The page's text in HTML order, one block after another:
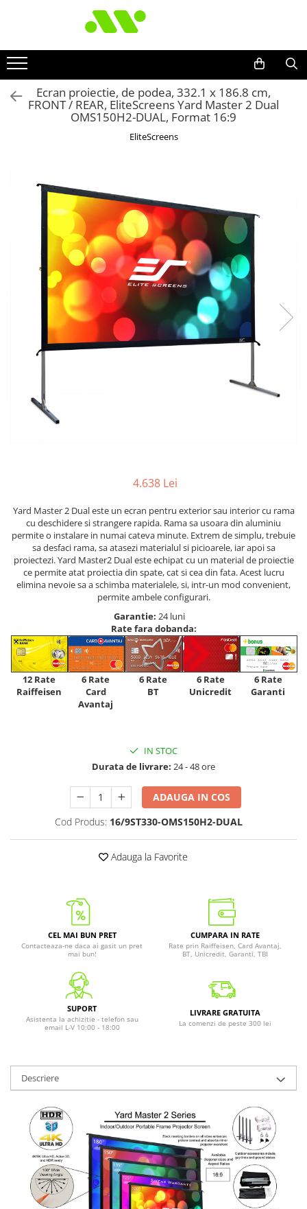
Ecran proiectie, de podea, 332.1 x 186.8 cm,
FRONT / REAR, EliteScreens Yard Master 2 Dual
OMS150H2-DUAL, Format 16:9
EliteScreens
4.638 Lei
Yard Master 2 Dual este un ecran pentru exterior sau interior cu rama
cu deschidere si strangere rapida. Rama sa usoara din aluminiu
permite o instalare in numai cateva minute. Extrem de simplu, trebuie
sa desfaci rama, sa atasezi materialul si picioarele, iar apoi sa
proiectezi. Yard Master2 Dual este echipat cu un material de proiectie
ce permite atat proiectia din spate, cat si cea din fata. Acest lucru
elimina nevoie sa a schimba materialele, si, intr-un mod convenient,
permite ambele configurari.
Garantie: 24 luni
Rate fara dobanda:
12 Rate
Raiffeisen
6 Rate
Card
Avantaj
6 Rate
BT
6 Rate
Unicredit
6 Rate
Garanti
IN STOC
Durata de livrare: 24 - 48 ore
ADAUGA IN COS
Cod Produs: 16/9ST330-OMS150H2-DUAL
Adauga la Favorite
CEL MAI BUN PRET
Contacteaza-ne daca ai gasit un pret
mai bun!
CUMPARA IN RATE
Rate prin Raiffeisen, Card Avantaj,
BT, Unicredit, Garanti, TBI
SUPORT
Asistenta la achizitie - telefon sau
email L-V 10:00 - 18:00
LIVRARE GRATUITA
La comenzi de peste 300 lei
Descriere